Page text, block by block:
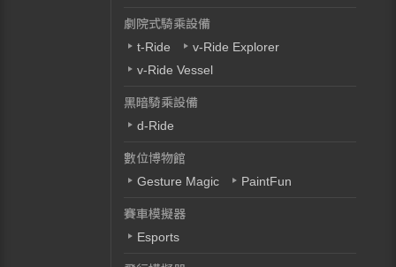
劇院式騎乘設備
t-Ride
v-Ride Explorer
v-Ride Vessel
黑暗騎乘設備
d-Ride
數位博物館
Gesture Magic
PaintFun
賽車模擬器
Esports